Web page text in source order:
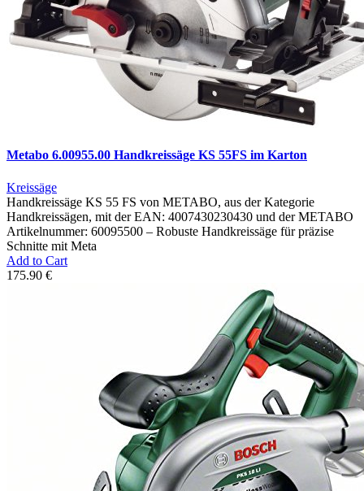
Metabo 6.00955.00 Handkreissäge KS 55FS im Karton
Kreissäge
Handkreissäge KS 55 FS von METABO, aus der Kategorie
Handkreissägen, mit der EAN: 4007430230430 und der METABO
Artikelnummer: 60095500 – Robuste Handkreissäge für präzise
Schnitte mit Meta
Add to Cart
175.90 €